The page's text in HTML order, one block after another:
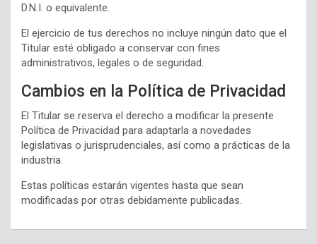
D.N.I. o equivalente.
El ejercicio de tus derechos no incluye ningún dato que el
Titular esté obligado a conservar con fines
administrativos, legales o de seguridad.
Cambios en la Política de Privacidad
El Titular se reserva el derecho a modificar la presente
Política de Privacidad para adaptarla a novedades
legislativas o jurisprudenciales, así como a prácticas de la
industria.
Estas políticas estarán vigentes hasta que sean
modificadas por otras debidamente publicadas.